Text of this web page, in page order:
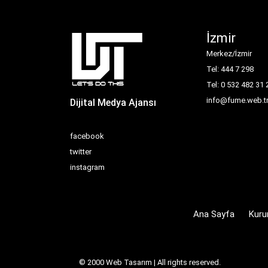
Dijital Medya Ajansı
facebook
twitter
instagram
İzmir
Merkez/İzmir
Tel: 444 7 298
Tel: 0 532 482 31
info@fume.web.tr
Ana Sayfa
© 2000 Web Tasarım | All rights reserved.